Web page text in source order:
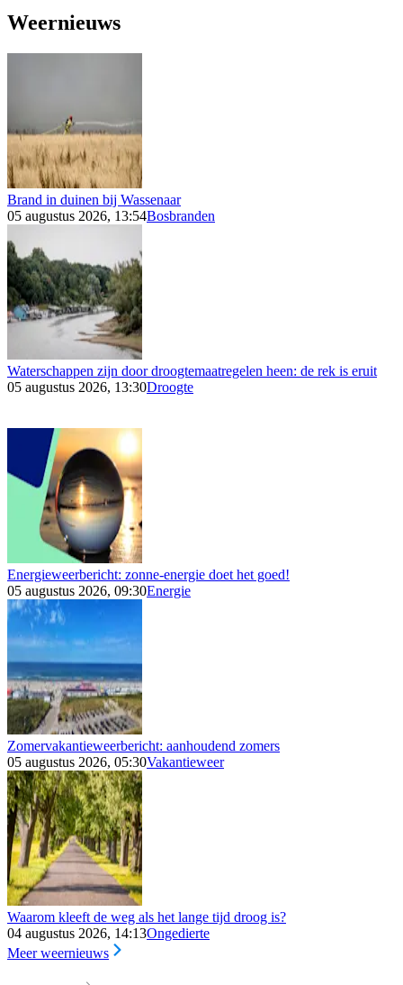
Weernieuws
Brand in duinen bij Wassenaar
05 augustus 2026, 13:54Bosbranden
Waterschappen zijn door droogtemaatregelen heen: de rek is eruit
05 augustus 2026, 13:30Droogte
Energieweerbericht: zonne-energie doet het goed!
05 augustus 2026, 09:30Energie
Zomervakantieweerbericht: aanhoudend zomers
05 augustus 2026, 05:30Vakantieweer
Waarom kleeft de weg als het lange tijd droog is?
04 augustus 2026, 14:13Ongedierte
Meer weernieuws